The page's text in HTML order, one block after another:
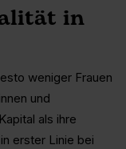
in
weniger Frauen
und
als ihre
erster Linie bei